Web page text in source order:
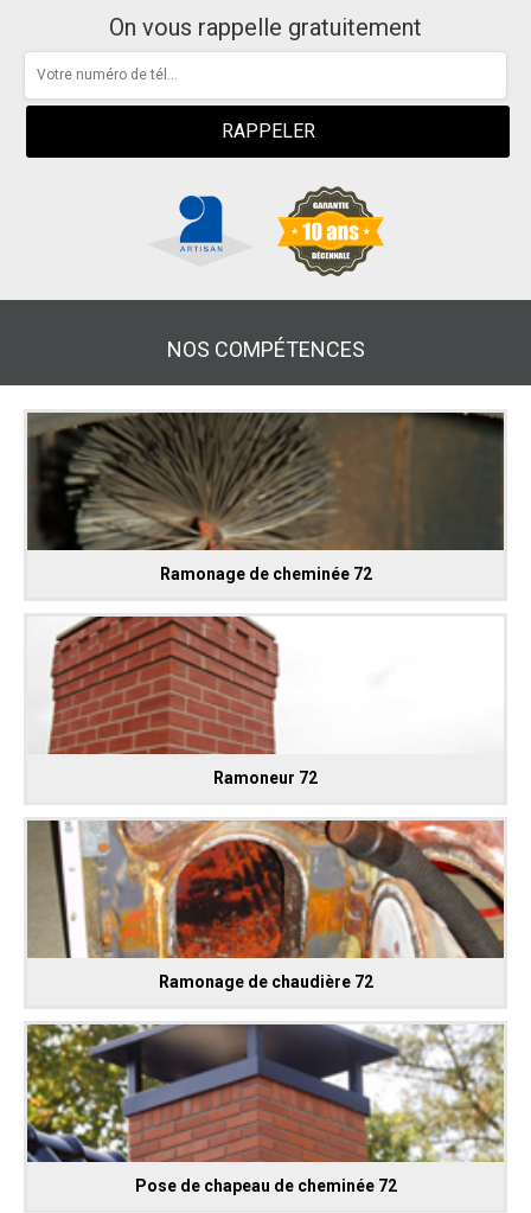
On vous rappelle gratuitement
NOS COMPÉTENCES
Ramonage de cheminée 72
Ramoneur 72
Ramonage de chaudière 72
Pose de chapeau de cheminée 72